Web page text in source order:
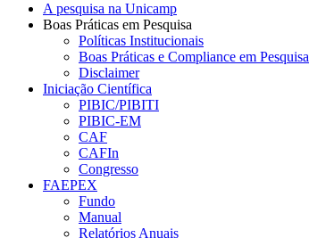
A pesquisa na Unicamp
Boas Práticas em Pesquisa
Políticas Institucionais
Boas Práticas e Compliance em Pesquisa
Disclaimer
Iniciação Científica
PIBIC/PIBITI
PIBIC-EM
CAF
CAFIn
Congresso
FAEPEX
Fundo
Manual
Relatórios Anuais